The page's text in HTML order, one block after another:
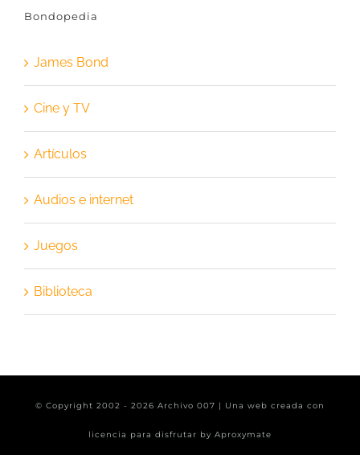
Bondopedia
James Bond
Cine y TV
Artículos
Audios e internet
Juegos
Biblioteca
© Copyright 2002 - 2026 Archivo 007 | Una web creada con
licencia para disfrutar by Aproxymate